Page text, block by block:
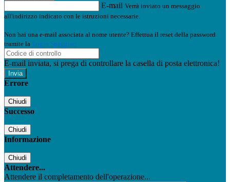
E-mail Verrà inviato un messaggio
all'indirizzo indicato con le istruzioni necessarie.
Non hai una e-mail associata al nome utente? Effettua il reset della password
tramite la Login Spaggiari
E-mail inviata, si prega di controllare la casella di posta elettronica!
Errore
Chiudi
Successo
Chiudi
Informazione
Chiudi
Attendere...
Attendere il completamento dell'operazione...